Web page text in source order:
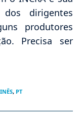
dirigentes
produtores
Precisa ser
, PT